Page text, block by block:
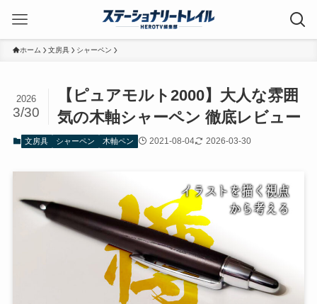
ホーム 文房具 シャーペン
【ピュアモルト2000】大人な雰囲
気の木軸シャーペン 徹底レビュー
2026
3/30
文房具 シャーペン 木軸ペン 2021-08-04 2026-03-30